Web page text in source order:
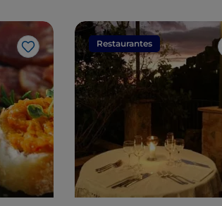
Me gusta
Restaurantes